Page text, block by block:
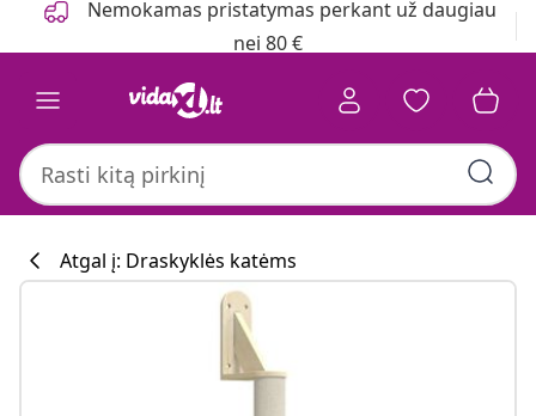
Nemokamas pristatymas perkant už daugiau
nei 80 €
Atgal į: Draskyklės katėms